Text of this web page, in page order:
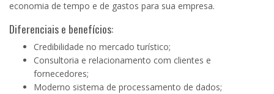
economia de tempo e de gastos para sua empresa.
Diferenciais e benefícios:
Credibilidade no mercado turístico;
Consultoria e relacionamento com clientes e
fornecedores;
Moderno sistema de processamento de dados;